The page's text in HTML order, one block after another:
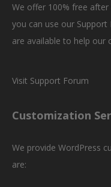
We offer 100% free
you can use our Support
are available to help our
Visit Support Forum
Customization
We provide WordPress
are: